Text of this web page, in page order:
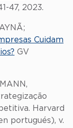
47, 2023.
Cuidam
GV
Harvard
portugués), v.